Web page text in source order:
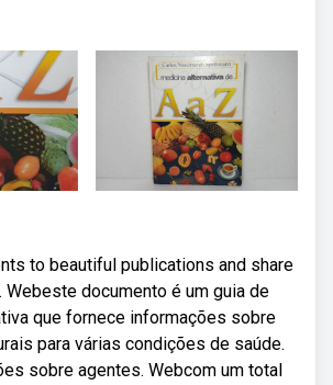
to beautiful publications and share
documento é um guia de
que fornece informações sobre
para várias condições de saúde.
sobre agentes. Webcom um total